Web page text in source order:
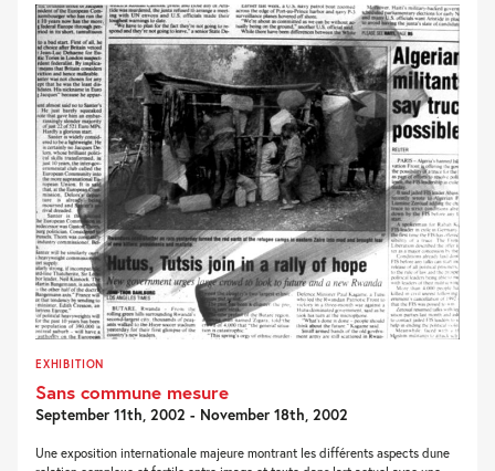
EXHIBITION
Sans commune mesure
September 11th, 2002 - November 18th, 2002
Une exposition internationale majeure montrant les différents aspects dune